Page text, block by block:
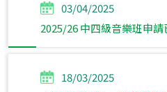
03/04/2025
2025/26 中四級音樂班申
18/03/2025